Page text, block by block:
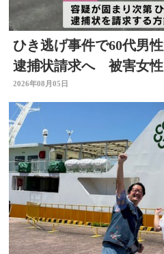
ひき逃げ事件で60代男
逮捕状請求へ 被害女
2026年08月05日